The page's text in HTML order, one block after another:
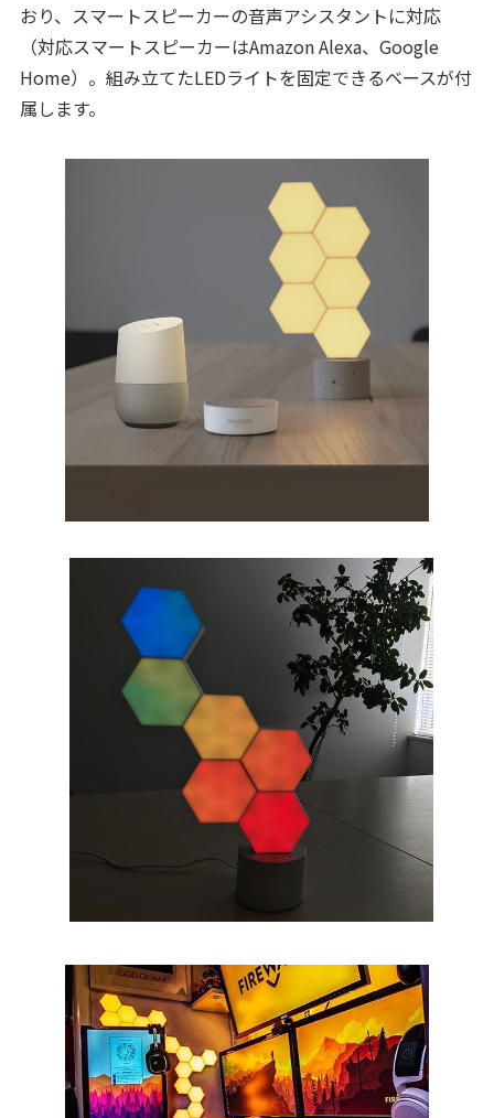
おり、スマートスピーカーの音声アシスタントに対応
（対応スマートスピーカーはAmazon Alexa、Google
Home）。組み立てたLEDライトを固定できるベースが付
属します。